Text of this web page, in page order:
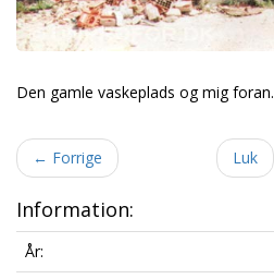
Den gamle vaskeplads og mig foran.
← Forrige Luk
Information:
År: